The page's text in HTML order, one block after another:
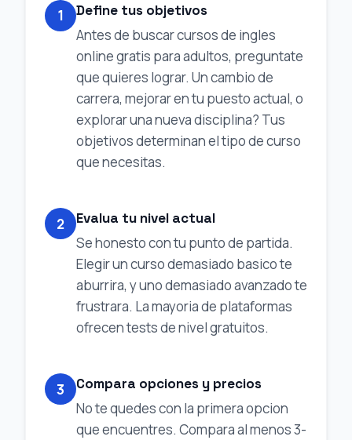
1 Define tus objetivos
Antes de buscar cursos de ingles
online gratis para adultos, preguntate
que quieres lograr. Un cambio de
carrera, mejorar en tu puesto actual, o
explorar una nueva disciplina? Tus
objetivos determinan el tipo de curso
que necesitas.
2 Evalua tu nivel actual
Se honesto con tu punto de partida.
Elegir un curso demasiado basico te
aburrira, y uno demasiado avanzado te
frustrara. La mayoria de plataformas
ofrecen tests de nivel gratuitos.
3 Compara opciones y precios
No te quedes con la primera opcion
que encuentres. Compara al menos 3-